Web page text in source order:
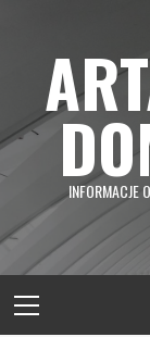
content
INFORMACJE
Menu